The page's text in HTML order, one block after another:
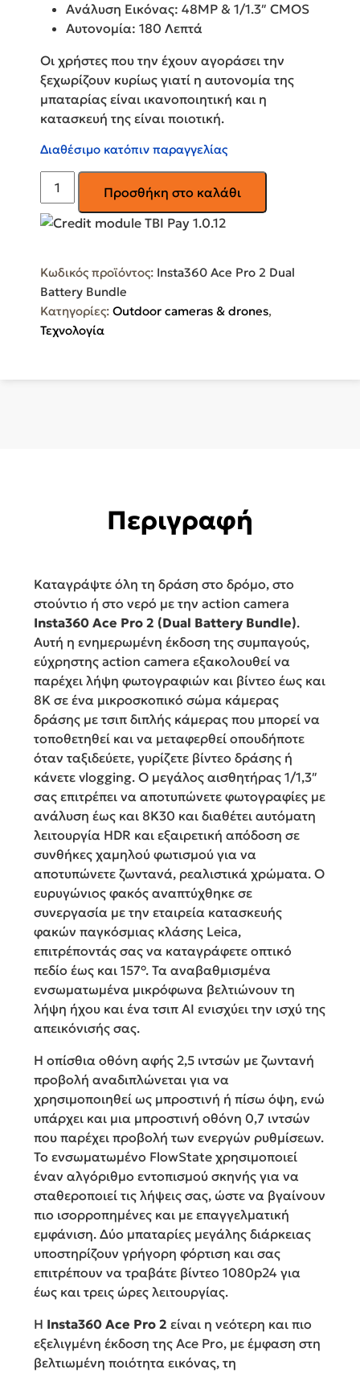
Ανάλυση Εικόνας: 48MP & 1/1.3″ CMOS
Αυτονομία: 180 Λεπτά
Οι χρήστες που την έχουν αγοράσει την
ξεχωρίζουν κυρίως γιατί η αυτονομία της
μπαταρίας είναι ικανοποιητική και η
κατασκευή της είναι ποιοτική.
Διαθέσιμο κατόπιν παραγγελίας
Action
Camera
8K
Οθόνη
Αφής
2.4"
Insta360
Προσθήκη στο καλάθι
Κωδικός προϊόντος: Insta360 Ace Pro 2 Dual
Battery Bundle
Κατηγορίες: Outdoor cameras & drones,
Τεχνολογία
Περιγραφή
Καταγράψτε όλη τη δράση στο δρόμο, στο
στούντιο ή στο νερό με την action camera
Insta360 Ace Pro 2 (Dual Battery Bundle).
Αυτή η ενημερωμένη έκδοση της συμπαγούς,
εύχρηστης action camera εξακολουθεί να
παρέχει λήψη φωτογραφιών και βίντεο έως και
8K σε ένα μικροσκοπικό σώμα κάμερας
δράσης με τσιπ διπλής κάμερας που μπορεί να
τοποθετηθεί και να μεταφερθεί οπουδήποτε
όταν ταξιδεύετε, γυρίζετε βίντεο δράσης ή
κάνετε vlogging. Ο μεγάλος αισθητήρας 1/1,3″
σας επιτρέπει να αποτυπώνετε φωτογραφίες με
ανάλυση έως και 8K30 και διαθέτει αυτόματη
λειτουργία HDR και εξαιρετική απόδοση σε
συνθήκες χαμηλού φωτισμού για να
αποτυπώνετε ζωντανά, ρεαλιστικά χρώματα. Ο
ευρυγώνιος φακός αναπτύχθηκε σε
συνεργασία με την εταιρεία κατασκευής
φακών παγκόσμιας κλάσης Leica,
επιτρέποντάς σας να καταγράφετε οπτικό
πεδίο έως και 157°. Τα αναβαθμισμένα
ενσωματωμένα μικρόφωνα βελτιώνουν τη
λήψη ήχου και ένα τσιπ AI ενισχύει την ισχύ της
απεικόνισής σας.
Η οπίσθια οθόνη αφής 2,5 ιντσών με ζωντανή
προβολή αναδιπλώνεται για να
χρησιμοποιηθεί ως μπροστινή ή πίσω όψη, ενώ
υπάρχει και μια μπροστινή οθόνη 0,7 ιντσών
που παρέχει προβολή των ενεργών ρυθμίσεων.
Το ενσωματωμένο FlowState χρησιμοποιεί
έναν αλγόριθμο εντοπισμού σκηνής για να
σταθεροποιεί τις λήψεις σας, ώστε να βγαίνουν
πιο ισορροπημένες και με επαγγελματική
εμφάνιση. Δύο μπαταρίες μεγάλης διάρκειας
υποστηρίζουν γρήγορη φόρτιση και σας
επιτρέπουν να τραβάτε βίντεο 1080p24 για
έως και τρεις ώρες λειτουργίας.
Η Insta360 Ace Pro 2 είναι η νεότερη και πιο
εξελιγμένη έκδοση της Ace Pro, με έμφαση στη
βελτιωμένη ποιότητα εικόνας, τη